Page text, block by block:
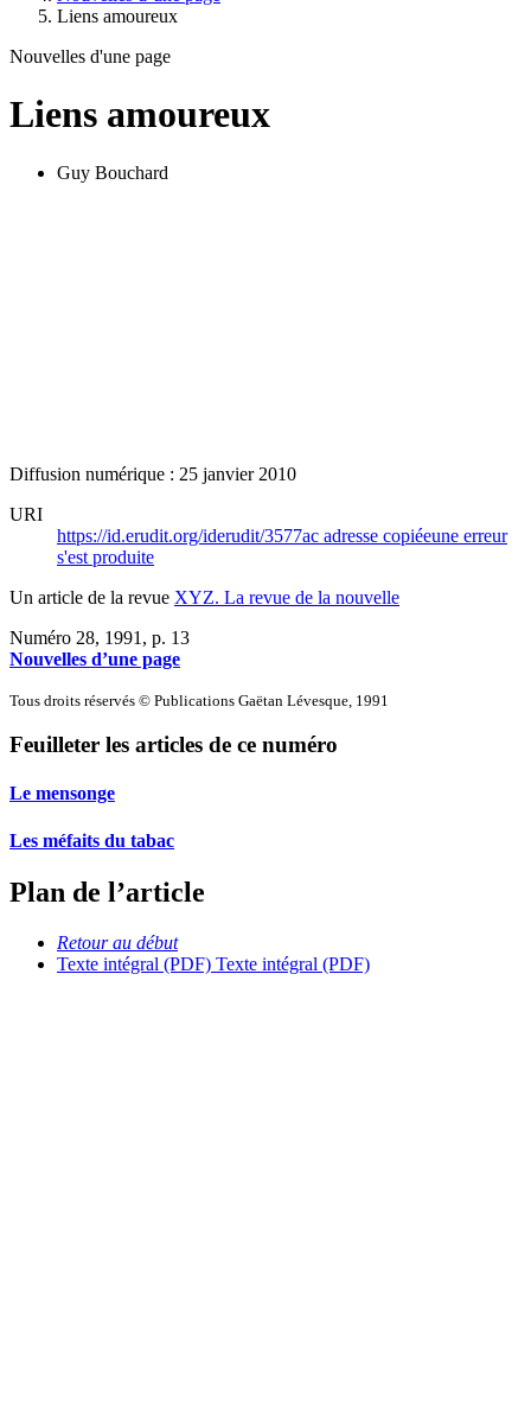
Liens amoureux
Nouvelles d'une page
Liens amoureux
Guy Bouchard
Diffusion numérique : 25 janvier 2010
URI
https://id.erudit.org/iderudit/3577ac adresse copiéeune erreur
s'est produite
Un article de la revue XYZ. La revue de la nouvelle
Numéro 28, 1991 , p. 13
Nouvelles d’une page
Tous droits réservés © Publications Gaëtan Lévesque, 1991
Feuilleter les articles de ce numéro
Le mensonge
Les méfaits du tabac
Plan de l’article
Retour au début
Texte intégral (PDF) Texte intégral (PDF)